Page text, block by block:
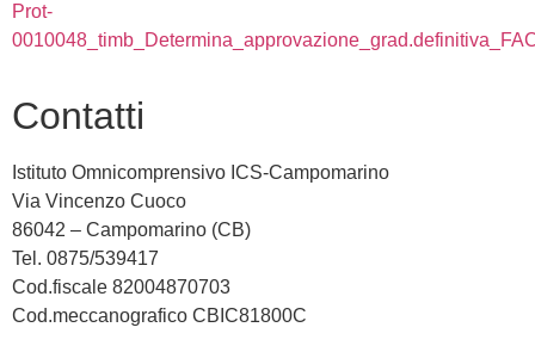
Prot-
contatti
Istituto Omnicomprensivo ICS-Campomarino
Via Vincenzo Cuoco
86042 – Campomarino (CB)
Tel. 0875/539417
Cod.fiscale 82004870703
Cod.meccanografico CBIC81800C